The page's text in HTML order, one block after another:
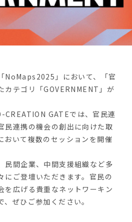
NoMaps2025」において、「官
カテゴリ「GOVERNMENT」が
CREATION GATEでは、官民連
民連携の機会の創出に向けた取
おいて複数のセッションを開催
民間企業、中間支援組織など多
にご登壇いただきます。官民の
を広げる貴重なネットワーキン
ぜひご参加ください。